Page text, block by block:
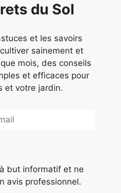
du Sol
et les savoirs
sainement et
mois, des conseils
et efficaces pour
et votre jardin.
but informatif et ne
avis professionnel.